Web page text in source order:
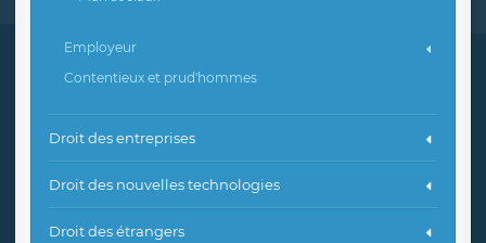
Employeur
Contentieux et prud'hommes
Droit des entreprises
Droit des nouvelles technologies
Droit des étrangers